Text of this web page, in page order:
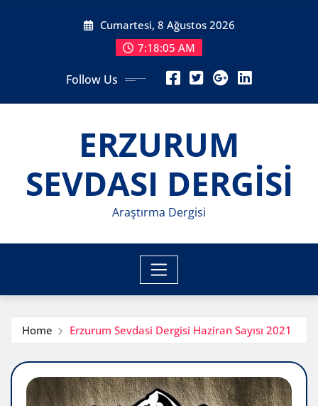
Cumartesi, 8 Ağustos 2026
7:18:07 AM
Follow Us
ERZURUM
SEVDASI DERGİSİ
Araştırma Dergisi
Home Erzurum Sevdasi Dergisi Haziran Sayısı 2021